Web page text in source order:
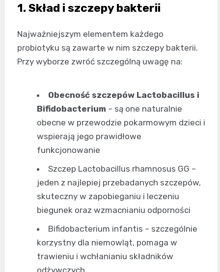
1. Skład i szczepy bakterii
Najważniejszym elementem każdego
probiotyku są zawarte w nim szczepy bakterii.
Przy wyborze zwróć szczególną uwagę na:
Obecność szczepów Lactobacillus i
Bifidobacterium – są one naturalnie
obecne w przewodzie pokarmowym dzieci i
wspierają jego prawidłowe
funkcjonowanie
Szczep Lactobacillus rhamnosus GG –
jeden z najlepiej przebadanych szczepów,
skuteczny w zapobieganiu i leczeniu
biegunek oraz wzmacnianiu odporności
Bifidobacterium infantis – szczególnie
korzystny dla niemowląt, pomaga w
trawieniu i wchłanianiu składników
odżywczych